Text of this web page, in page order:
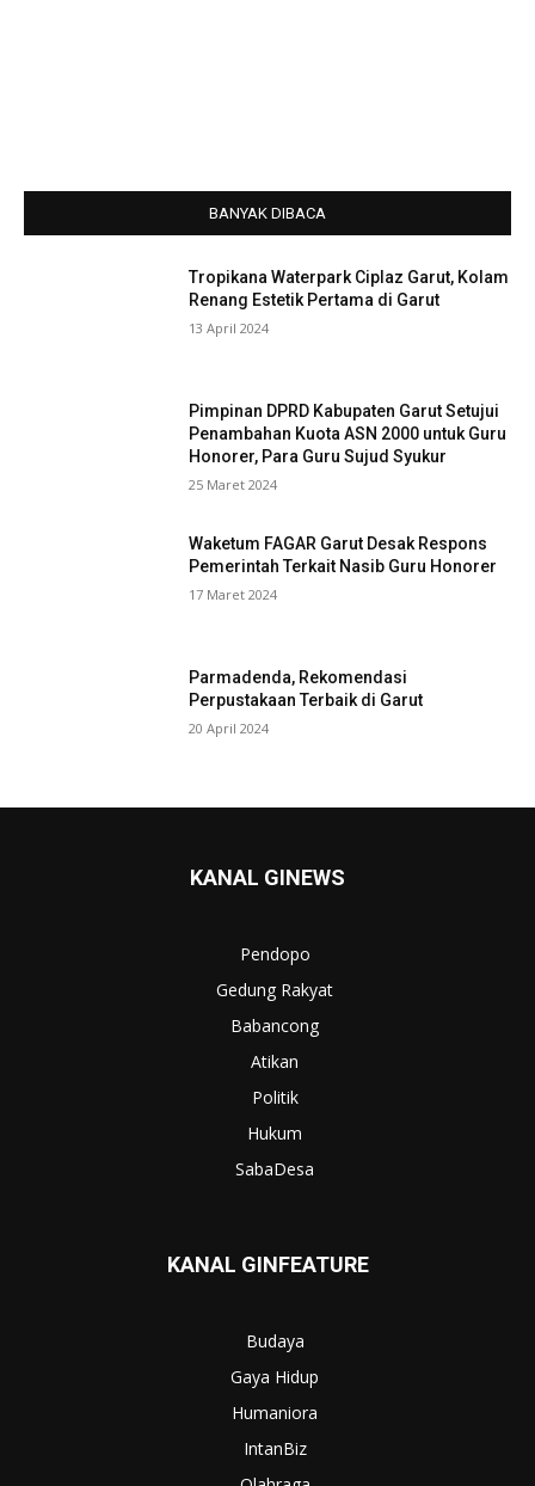
BANYAK DIBACA
Tropikana Waterpark Ciplaz Garut, Kolam
Renang Estetik Pertama di Garut
13 April 2024
Pimpinan DPRD Kabupaten Garut Setujui
Penambahan Kuota ASN 2000 untuk Guru
Honorer, Para Guru Sujud Syukur
25 Maret 2024
Waketum FAGAR Garut Desak Respons
Pemerintah Terkait Nasib Guru Honorer
17 Maret 2024
Parmadenda, Rekomendasi
Perpustakaan Terbaik di Garut
20 April 2024
KANAL GINEWS
Pendopo
Gedung Rakyat
Babancong
Atikan
Politik
Hukum
SabaDesa
KANAL GINFEATURE
Budaya
Gaya Hidup
Humaniora
IntanBiz